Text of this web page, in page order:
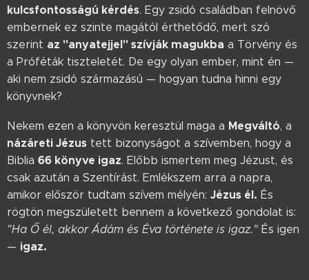
kulcsfontosságú kérdés. Egy zsidó családban felnövő
embernek ez szinte magától érthetődő, mert szó
szerint az "anyatejjel" szívják magukba a Törvény és
a Próféták tiszteletét. De egy olyan ember, mint én —
aki nem zsidó származású — hogyan tudna hinni egy
könyvnek?
Nekem ezen a könyvön keresztül maga a Megváltó, a
názáreti Jézus tett bizonyságot a szívemben, hogy a
Biblia 66 könyve igaz. Előbb ismertem meg Jézust, és
csak azután a Szentírást. Emlékszem arra a napra,
amikor először tudtam szívem mélyén: Jézus él. És
rögtön megszületett bennem a következő gondolat is:
"Ha Ő él, akkor Ádám és Éva története is igaz." És igen
— igaz.